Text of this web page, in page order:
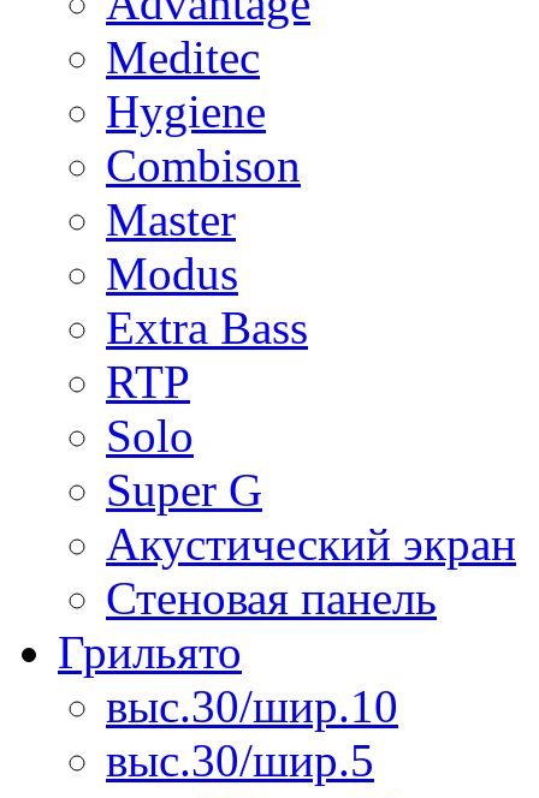
Meditec
Hygiene
Combison
Master
Modus
Extra Bass
RTP
Solo
Super G
Акустический экран
Стеновая панель
Грильято
выс.30/шир.10
выс.30/шир.5